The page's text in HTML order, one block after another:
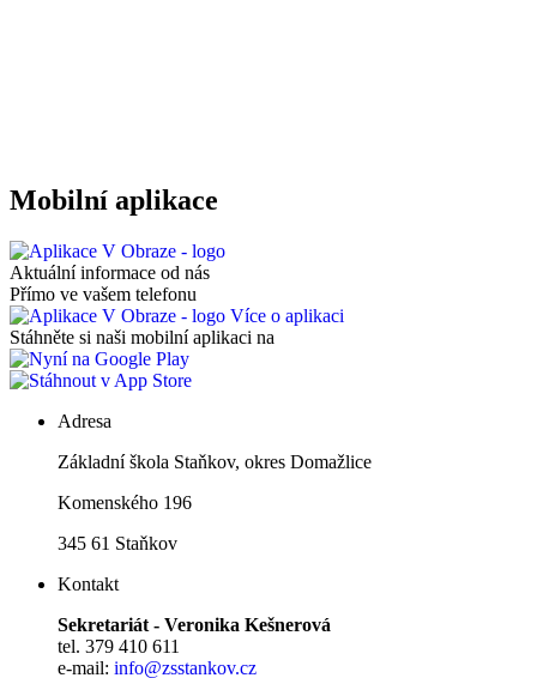
Mobilní aplikace
Aktuální informace od nás
Přímo ve vašem telefonu
Více o aplikaci
Stáhněte si naši mobilní aplikaci na
Adresa
Základní škola Staňkov, okres Domažlice
Komenského 196
345 61 Staňkov
Kontakt
Sekretariát - Veronika Kešnerová
tel. 379 410 611
e-mail: info@zsstankov.cz